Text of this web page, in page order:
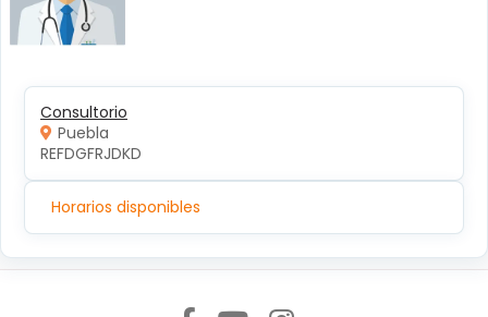
Consultorio
Puebla
REFDGFRJDKD
Horarios disponibles